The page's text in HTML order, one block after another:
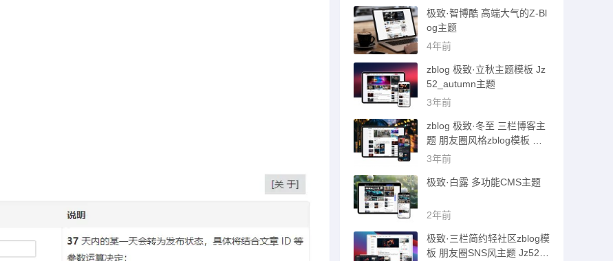
极致·智博酷 高端大气的Z-Bl
og主题
4年前
zblog 极致·立秋主题模板 Jz
52_autumn主题
3年前
zblog 极致·冬至 三栏博客主
题 朋友圈风格zblog模板 猪
猪博客主题
3年前
极致·白露 多功能CMS主题
2年前
极致·三栏简约轻社区zblog模
板 朋友圈SNS风主题 Jz52_t